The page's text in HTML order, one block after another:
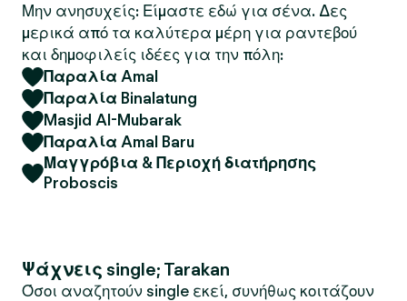
Μην ανησυχείς: Είμαστε εδώ για σένα. Δες
μερικά από τα καλύτερα μέρη για ραντεβού
και δημοφιλείς ιδέες για την πόλη:
Παραλία Amal
Παραλία Binalatung
Masjid Al-Mubarak
Παραλία Amal Baru
Μαγγρόβια & Περιοχή διατήρησης
Proboscis
Ψάχνεις single; Tarakan
Όσοι αναζητούν single εκεί, συνήθως κοιτάζουν